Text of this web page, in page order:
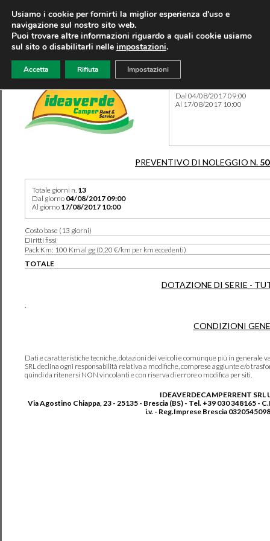
Dal 04/08/2017 09:00
Al 17/08/2017 10:00
PREVENTIVO DI NOLEGGIO N.
Totale giorni n. 13
Dal giorno 04/08/2017 09:00
Al giorno 17/08/2017 10:00
Costo base (13 giorni)
Diritti fissi
Pack Km: 100 Km al gg (0,20 €/km per km eccedenti)
TOTALE
DOTAZIONE DI SERIE -
.
CONDIZIONI
Dati e caratteristiche tecniche, dotazioni dei veicoli e comunque più in generale
SRL declina ogni responsabilità relativa a modifiche, comprese aggiunte e/o
quindi da ritenersi NON vincolanti e con riserva di errore o modifica per siti.
IDEAVERDECAMPERRENT SRL
Via Agostino Chiappa, 23 - 25135 - Brescia (BS) - Tel. +39 030 348165 -
i.v. - Reg.Imprese Brescia
Usiamo i cookie per fornirti la miglior esperienza d'uso e
navigazione sul nostro sito web.
Puoi trovare altre informazioni riguardo a quali cookie usiamo
sul sito o disabilitarli nelle impostazioni.
Accetta Rifiuta Impostazioni